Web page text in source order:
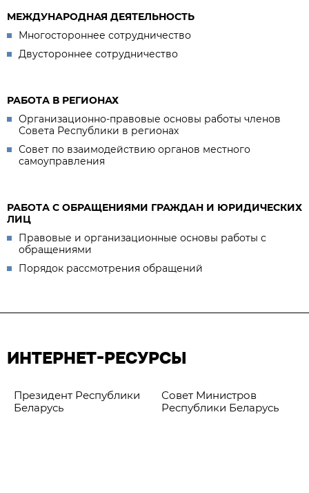
МЕЖДУНАРОДНАЯ ДЕЯТЕЛЬНОСТЬ
Многостороннее сотрудничество
Двустороннее сотрудничество
РАБОТА В РЕГИОНАХ
Организационно-правовые основы работы членов
Совета Республики в регионах
Совет по взаимодействию органов местного
самоуправления
РАБОТА С ОБРАЩЕНИЯМИ ГРАЖДАН И ЮРИДИЧЕСКИХ
ЛИЦ
Правовые и организационные основы работы с
обращениями
Порядок рассмотрения обращений
ИНТЕРНЕТ-РЕСУРСЫ
Президент Республики
Беларусь
Совет Министров
Республики Беларусь